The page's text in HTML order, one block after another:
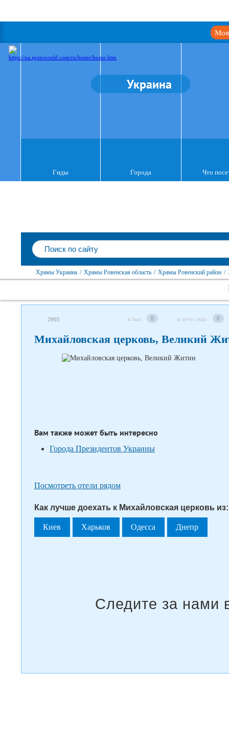
Моя
Украина
Гиды Города Что
Храмы Украина / Храмы Ровенская область / Храмы Ровенский район /
2905 я был 0 я хочу сюда 0
Михайловская церковь, Великий
Вам также может быть интересно
Города Президентов Украины
Посмотреть отели рядом
Как лучше доехать к Михайловская церковь из:
Киев Харьков Одесса Днепр
Следите за нами в соцсетях